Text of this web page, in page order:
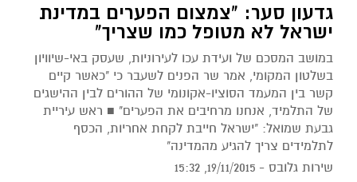
גדעון סער: "צמצום הפערים במדינת
ישראל לא מטופל כמו שצריך"
במושב המסכם של ועידת עכו לעירוניות, שעסק באי-שיוויון
בשלטון המקומי, אמר שר הפנים לשעבר כי "כאשר קיים
קשר בין המעמד הסוציו-אקונומי של ההורים לבין ההישגים
של התלמיד, אנחנו מרחיבים את הפערים" ■ ראש עיריית
גבעת שמואל: "ישראל חייבת לקחת אחריות, הכסף
לתלמידים צריך להגיע מהמדינה"
שירות גלובס - 19/11/2015, 15:32